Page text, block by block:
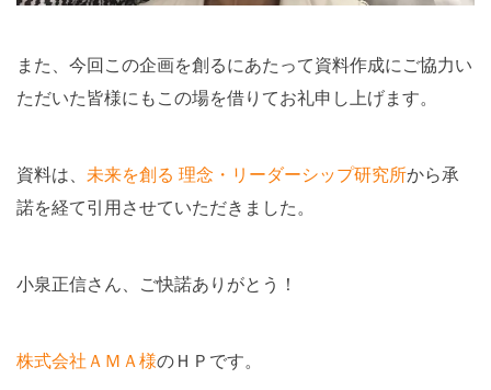
また、今回この企画を創るにあたって資料作成にご協力い
ただいた皆様にもこの場を借りてお礼申し上げます。
資料は、 未来を創る 理念・リーダーシップ研究所から承
諾を経て引用させていただきました。
小泉正信さん、ご快諾ありがとう！
株式会社ＡＭＡ様のＨＰです。